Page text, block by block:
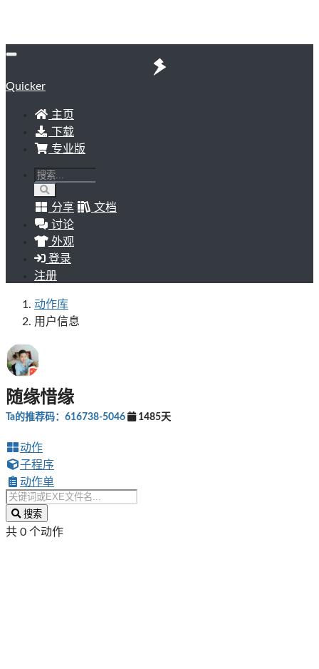
Quicker
主页
下载
专业版
分享
文档
讨论
外观
登录
注册
动作库
用户信息
随缘惜缘
Ta的推荐码：616738-5046 1485天
动作
子程序
动作单
搜索
共 0 个动作